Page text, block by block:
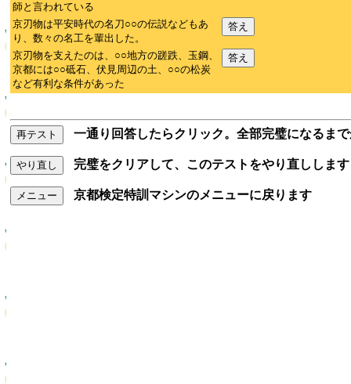
師と言われている
京刃物は平安時代の名刀○○の伝説などもあ
り、数々の名工を輩出した。
答え
京刃物を支えたのは、○○地方の蹉跌、玉鋼、
京都には○○砥石、伏見周辺の土、○○の松炭
など有利な条件があった
答え
再テスト 一通り回答したらクリック。全部完璧になるま
やり直し 完璧をクリアして、このテストをやり直しします
メニュー 京都検定特訓マシンのメニューに戻ります